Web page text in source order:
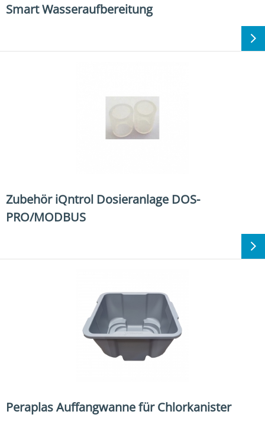
Smart Wasseraufbereitung
Zubehör iQntrol Dosieranlage DOS-
PRO/MODBUS
Peraplas Auffangwanne für Chlorkanister